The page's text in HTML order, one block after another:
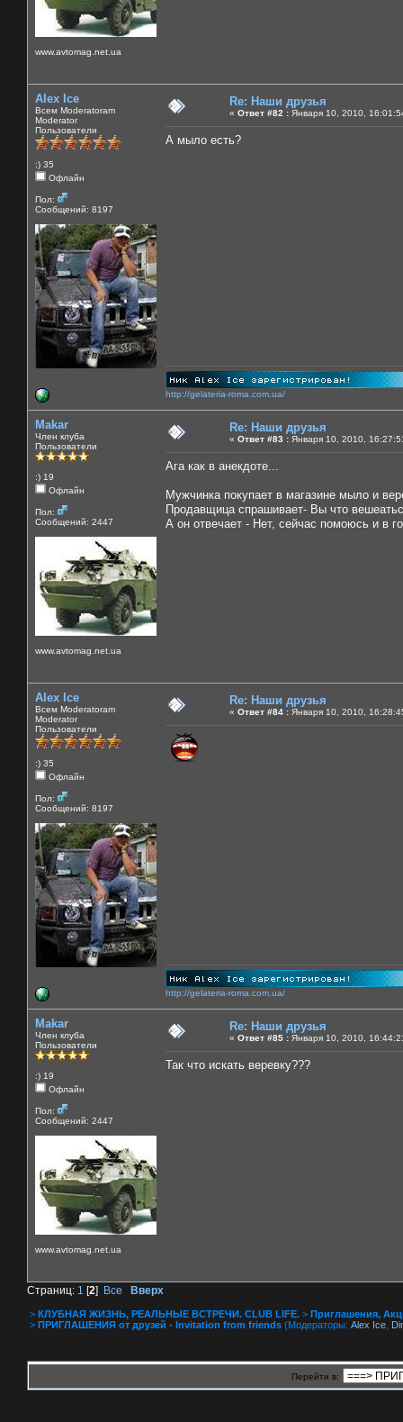
www.avtomag.net.ua
Alex Ice
Всем Moderatoram
Moderator
Пользователи
:) 35
Офлайн
Пол:
Сообщений: 8197
Re: Наши друзья
« Ответ #82 : Января 10, 2010,
А мыло есть?
http://gelateria-roma.com.ua/
Makar
Член клуба
Пользователи
:) 19
Офлайн
Пол:
Сообщений: 2447
www.avtomag.net.ua
Re: Наши друзья
« Ответ #83 : Января 10, 2010,
Ага как в анекдоте...
Мужчинка покупает в магазине мыло и
Продавщица спрашивает- Вы что
А он отвечает - Нет, сейчас помоюсь и в
Alex Ice
Всем Moderatoram
Moderator
Пользователи
:) 35
Офлайн
Пол:
Сообщений: 8197
Re: Наши друзья
« Ответ #84 : Января 10, 2010,
http://gelateria-roma.com.ua/
Makar
Член клуба
Пользователи
:) 19
Офлайн
Пол:
Сообщений: 2447
www.avtomag.net.ua
Re: Наши друзья
« Ответ #85 : Января 10, 2010,
Так что искать веревку???
Страниц: 1 [2] Все Вверх
> КЛУБНАЯ ЖИЗНЬ, РЕАЛЬНЫЕ ВСТРЕЧИ. CLUB LIFE. > Приглашения,
> ПРИГЛАШЕНИЯ от друзей - Invitation from friends (Модераторы: Alex Ice
Перейти в: